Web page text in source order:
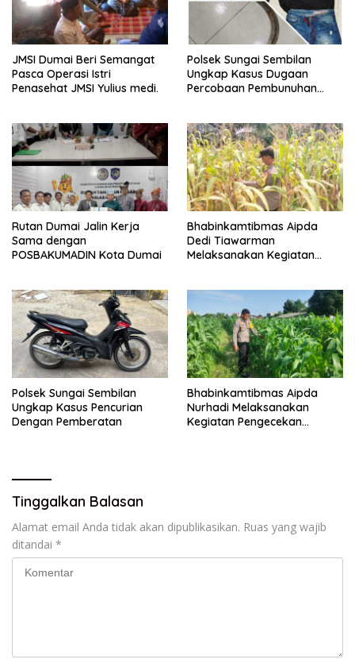
JMSI Dumai Beri Semangat
Pasca Operasi Istri
Penasehat JMSI Yulius medi.
Polsek Sungai Sembilan
Ungkap Kasus Dugaan
Percobaan Pembunuhan
Rutan Dumai Jalin Kerja
Sama dengan
POSBAKUMADIN Kota Dumai
Bhabinkamtibmas Aipda
Dedi Tiawarman
Melaksanakan Kegiatan
Polsek Sungai Sembilan
Ungkap Kasus Pencurian
Dengan Pemberatan
Bhabinkamtibmas Aipda
Nurhadi Melaksanakan
Kegiatan Pengecekan
Tinggalkan Balasan
Alamat email Anda tidak akan dipublikasikan. Ruas yang wajib
ditandai *